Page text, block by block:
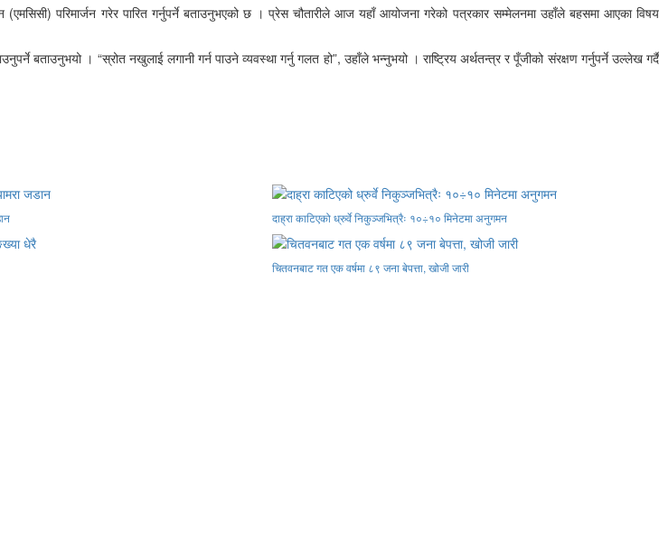
परिमार्जन गरेर पारित गर्नुपर्ने बताउनुभएको छ । प्रेस चौतारीले आज यहाँ आयोजना गरेको पत्रकार सम्मेलनमा उहाँले बहसमा आएका विषय
बताउनुभयो । “स्रोत नखुलाई लगानी गर्न पाउने व्यवस्था गर्नु गलत हो”, उहाँले भन्नुभयो । राष्ट्रिय अर्थतन्त्र र पूँजीको संरक्षण गर्नुपर्ने उल्लेख गर्दै
दाह्रा काटिएको ध्रुर्वे निकुञ्जभित्रैः १०÷१० मिनेटमा अनुगमन
चितवनबाट गत एक वर्षमा ८९ जना बेपत्ता, खोजी जारी